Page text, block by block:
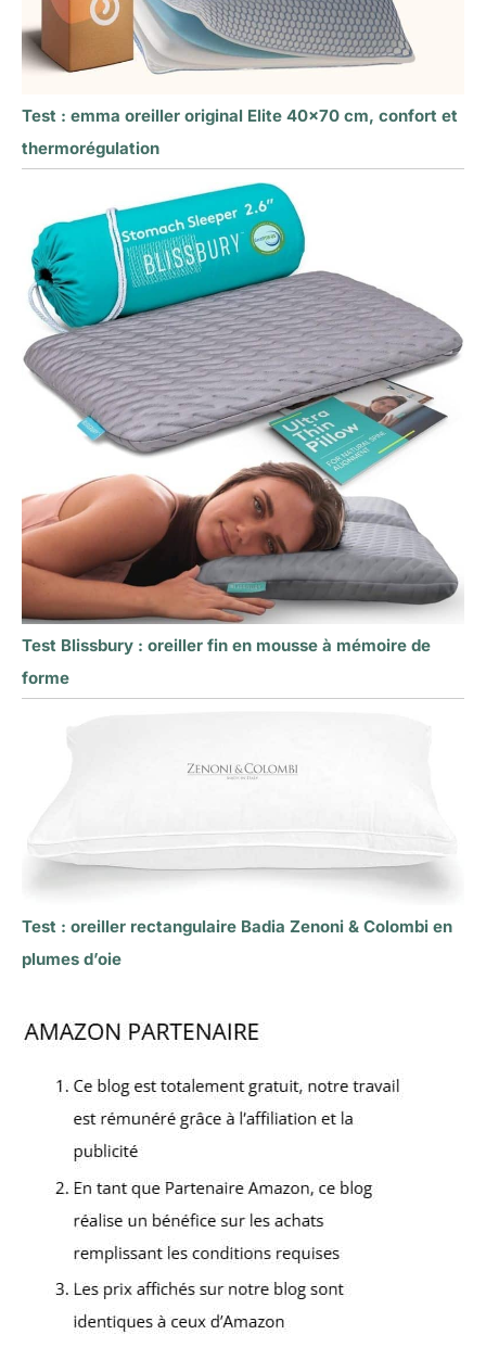
Test : emma oreiller original Elite 40×70 cm, confort et
thermorégulation
Test Blissbury : oreiller fin en mousse à mémoire de
forme
Test : oreiller rectangulaire Badia Zenoni & Colombi en
plumes d’oie